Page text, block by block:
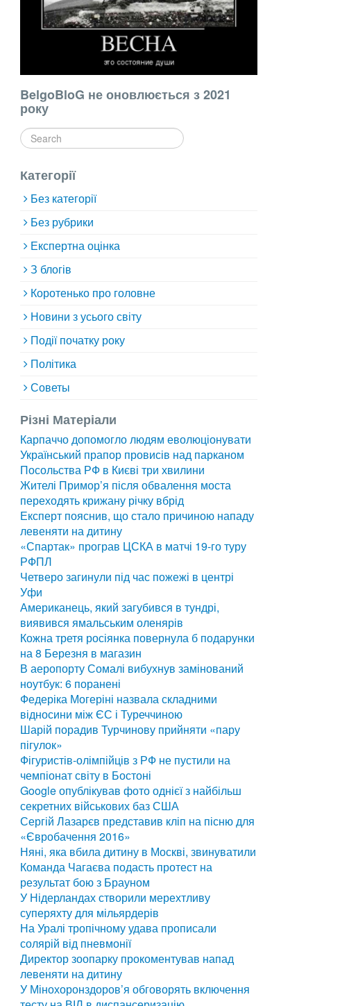
BelgoBloG не оновлюється з 2021
року
Категорії
Без категорії
Без рубрики
Експертна оцінка
З блогів
Коротенько про головне
Новини з усього світу
Події початку року
Політика
Советы
Різні Матеріали
Карпаччо допомогло людям еволюціонувати
Український прапор провисів над парканом
Посольства РФ в Києві три хвилини
Жителі Примор’я після обвалення моста
переходять крижану річку вбрід
Експерт пояснив, що стало причиною нападу
левеняти на дитину
«Спартак» програв ЦСКА в матчі 19-го туру
РФПЛ
Четверо загинули під час пожежі в центрі
Уфи
Американець, який загубився в тундрі,
виявився ямальським оленярів
Кожна третя росіянка повернула б подарунки
на 8 Березня в магазин
В аеропорту Сомалі вибухнув замінований
ноутбук: 6 поранені
Федеріка Могеріні назвала складними
відносини між ЄС і Туреччиною
Шарій порадив Турчинову прийняти «пару
пігулок»
Фігуристів-олімпійців з РФ не пустили на
чемпіонат світу в Бостоні
Google опублікував фото однієї з найбільш
секретних військових баз США
Сергій Лазарєв представив кліп на пісню для
«Євробачення 2016»
Няні, яка вбила дитину в Москві, звинуватили
Команда Чагаєва подасть протест на
результат бою з Брауном
У Нідерландах створили мерехтливу
суперяхту для мільярдерів
На Уралі тропічному удава прописали
солярій від пневмонії
Директор зоопарку прокоментував напад
левеняти на дитину
У Мінохоронздоров’я обговорять включення